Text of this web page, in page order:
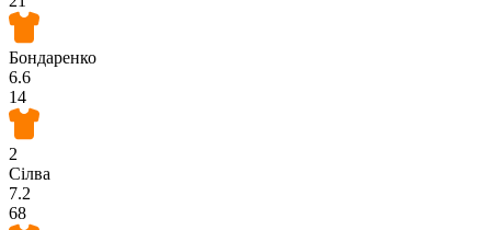
Бондаренко
6.6
14
2
Сілва
7.2
68